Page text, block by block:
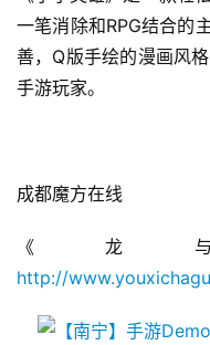
0
2
5
届
茶
奖
一笔消除和RPG结合的
善，Q版手绘的漫画风
手游玩家。
成都魔方在线
《龙
http://